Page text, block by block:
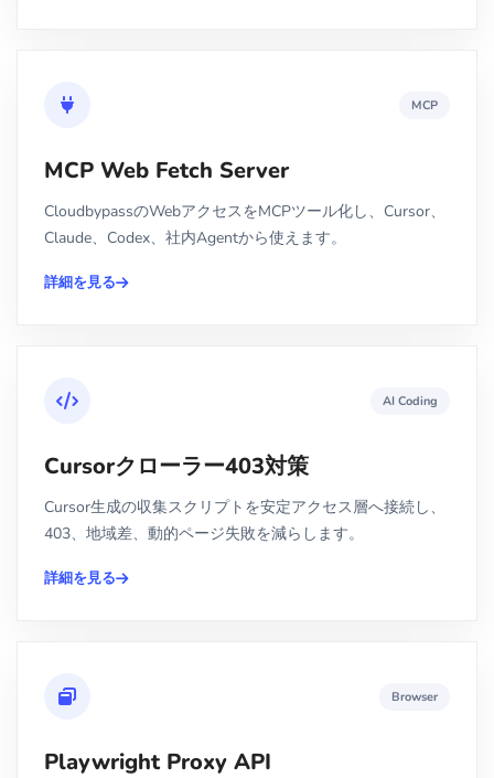
MCP
MCP Web Fetch Server
CloudbypassのWebアクセスをMCPツール化し、Cursor、
Claude、Codex、社内Agentから使えます。
詳細を見る
AI Coding
Cursorクローラー403対策
Cursor生成の収集スクリプトを安定アクセス層へ接続し、
403、地域差、動的ページ失敗を減らします。
詳細を見る
Browser
Playwright Proxy API